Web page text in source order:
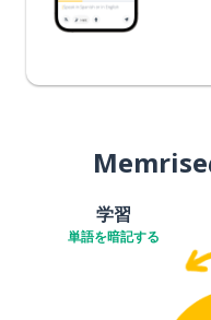
Memrise
学習
単語を暗記する